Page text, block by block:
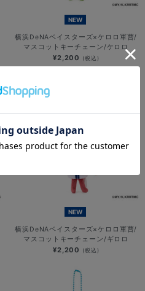
NEW
横浜DeNAベイスターズ×ケロロ軍曹/
マスコットキーチェーン/ケロロ
¥2,200 (税込)
NEW
横浜DeNAベイスターズ×ケロロ軍曹/
マスコットキーチェーン/ギロロ
¥2,200 (税込)